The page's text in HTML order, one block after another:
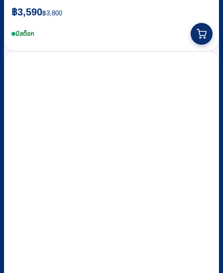
฿3,800
Original
price
was:
฿3,590
Current
price
is:มีสต็อก